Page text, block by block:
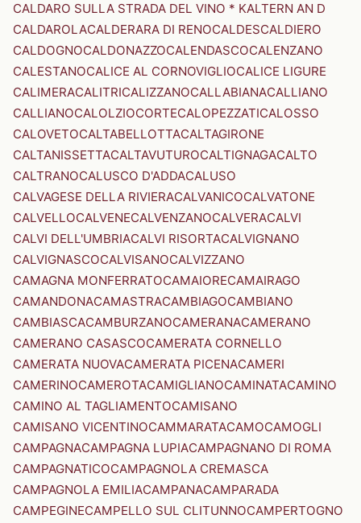
CALDARO SULLA STRADA DEL VINO * KALTERN AN D
CALDAROLACALDERARA DI RENOCALDESCALDIERO
CALDOGNOCALDONAZZOCALENDASCOCALENZANO
CALESTANOCALICE AL CORNOVIGLIOCALICE LIGURE
CALIMERACALITRICALIZZANOCALLABIANACALLIANO
CALLIANOCALOLZIOCORTECALOPEZZATICALOSSO
CALOVETOCALTABELLOTTACALTAGIRONE
CALTANISSETTACALTAVUTUROCALTIGNAGACALTO
CALTRANOCALUSCO D'ADDACALUSO
CALVAGESE DELLA RIVIERACALVANICOCALVATONE
CALVELLOCALVENECALVENZANOCALVERACALVI
CALVI DELL'UMBRIACALVI RISORTACALVIGNANO
CALVIGNASCOCALVISANOCALVIZZANO
CAMAGNA MONFERRATOCAMAIORECAMAIRAGO
CAMANDONACAMASTRACAMBIAGOCAMBIANO
CAMBIASCACAMBURZANOCAMERANACAMERANO
CAMERANO CASASCOCAMERATA CORNELLO
CAMERATA NUOVACAMERATA PICENACAMERI
CAMERINOCAMEROTACAMIGLIANOCAMINATACAMINO
CAMINO AL TAGLIAMENTOCAMISANO
CAMISANO VICENTINOCAMMARATACAMOCAMOGLI
CAMPAGNACAMPAGNA LUPIACAMPAGNANO DI ROMA
CAMPAGNATICOCAMPAGNOLA CREMASCA
CAMPAGNOLA EMILIACAMPANACAMPARADA
CAMPEGINECAMPELLO SUL CLITUNNOCAMPERTOGNO